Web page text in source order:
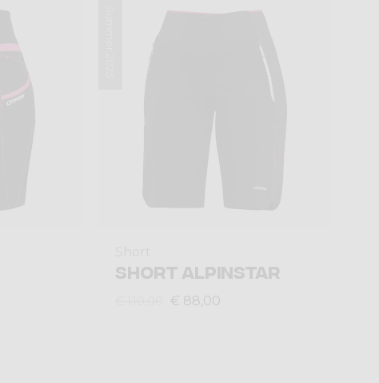
SHORT ALPINSTAR
€ 88,00